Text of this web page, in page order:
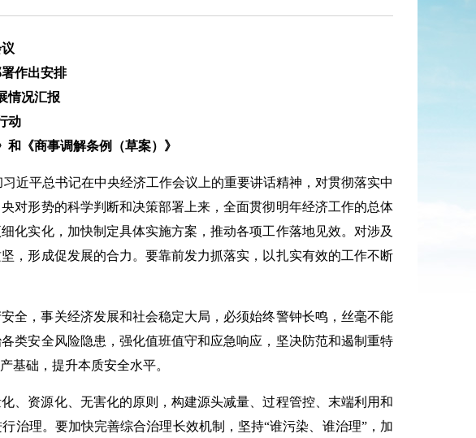
作出安排
情况汇报
动
《商事调解条例（草案）》
近平总书记在中央经济工作会议上的重要讲话精神，对贯彻落实中
对形势的科学判断和决策部署上来，全面贯彻明年经济工作的总体
化实化，加快制定具体实施方案，推动各项工作落地见效。对涉及
，形成促发展的合力。要靠前发力抓落实，以扎实有效的工作不断
全，事关经济发展和社会稳定大局，必须始终警钟长鸣，丝毫不能
类安全风险隐患，强化值班值守和应急响应，坚决防范和遏制重特
基础，提升本质安全水平。
、资源化、无害化的原则，构建源头减量、过程管控、末端利用和
治理。要加快完善综合治理长效机制，坚持“谁污染、谁治理”，加